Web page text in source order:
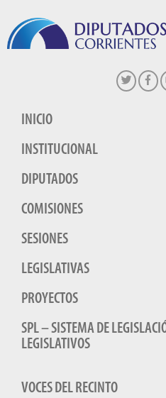
INICIO
INSTITUCIONAL
DIPUTADOS
COMISIONES
SESIONES
LEGISLATIVAS
PROYECTOS
SPL – SISTEMA DE
LEGISLATIVOS
VOCES DEL RECINTO